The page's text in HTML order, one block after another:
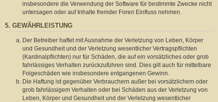
insbesondere die Verwendung der Software für bestimmte Zwecke nicht
untersagen oder auf Inhalte fremder Foren Einfluss nehmen.
5. GEWÄHRLEISTUNG
Der Betreiber haftet mit Ausnahme der Verletzung von Leben, Körper
und Gesundheit und der Verletzung wesentlicher Vertragspflichten
(Kardinalpflichten) nur für Schäden, die auf ein vorsätzliches oder grob
fahrlässiges Verhalten zurückzuführen sind. Dies gilt auch für mittelbare
Folgeschäden wie insbesondere entgangenen Gewinn.
Die Haftung ist gegenüber Verbrauchern außer bei vorsätzlichem oder
grob fahrlässigem Verhalten oder bei Schäden aus der Verletzung von
Leben, Körper und Gesundheit und der Verletzung wesentlicher